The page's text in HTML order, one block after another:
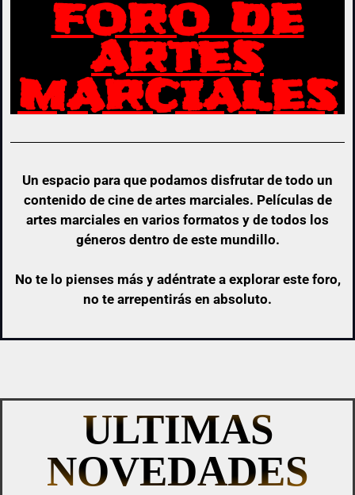
FORO DE
ARTES
MARCIALES
Un espacio para que podamos disfrutar de todo un
contenido de cine de artes marciales. Películas de
artes marciales en varios formatos y de todos los
géneros dentro de este mundillo.
No te lo pienses más y adéntrate a explorar este foro,
no te arrepentirás en absoluto.
ULTIMAS
NOVEDADES